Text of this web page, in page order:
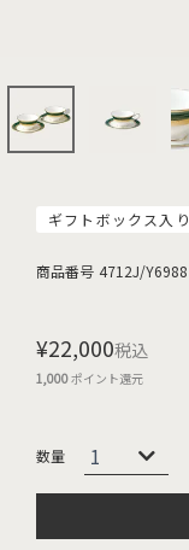
ギフトボックス入り
商品番号 4712J/Y6988
¥22,000税込
1,000ポイント還元